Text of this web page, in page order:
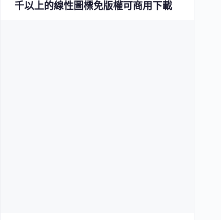
千以上的線性圖標免版權可商用下載